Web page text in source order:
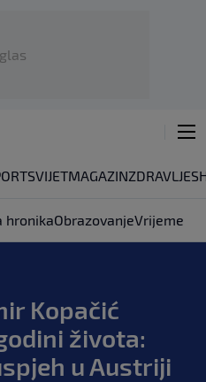
SVIJETMAGAZINZDRAVLJE
hronikaObrazovanjeVrijeme
Kopačić
života:
u Austriji